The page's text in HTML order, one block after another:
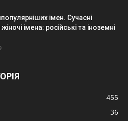
імен. Сучасні
імена: російські та іноземні
455
36